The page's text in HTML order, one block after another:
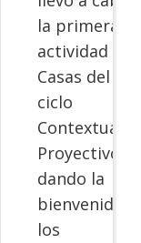
la primera
actividad de
Casas del
ciclo
Contextual y
Proyectivo,
dando la
bienvenida a
los